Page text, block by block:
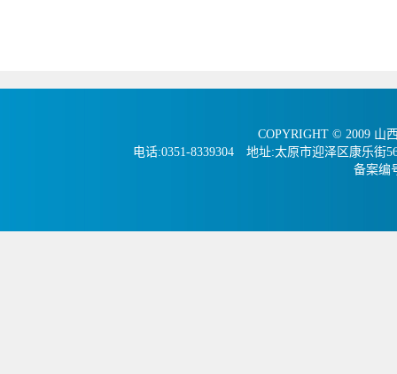
COPYRIGHT © 2009 山
电话:0351-8339304 地址:太原市迎泽区康乐街
备案编